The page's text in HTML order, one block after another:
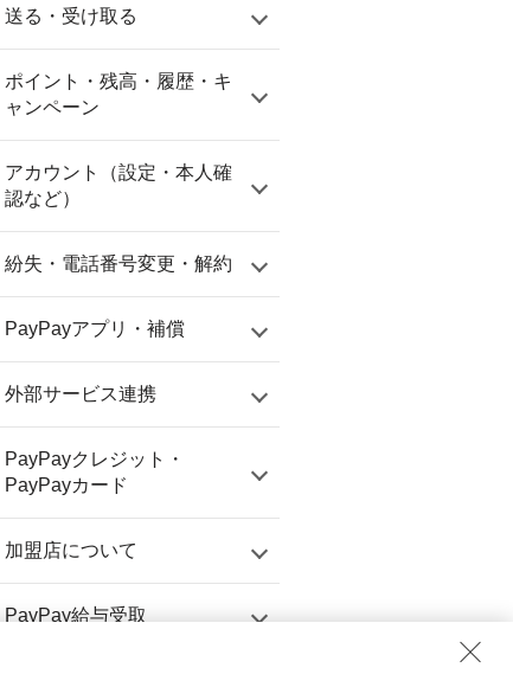
送る・受け取る
ポイント・残高・履歴・キ
ャンペーン
アカウント（設定・本人確
認など）
紛失・電話番号変更・解約
PayPayアプリ・補償
外部サービス連携
PayPayクレジット・
PayPayカード
加盟店について
PayPay給与受取